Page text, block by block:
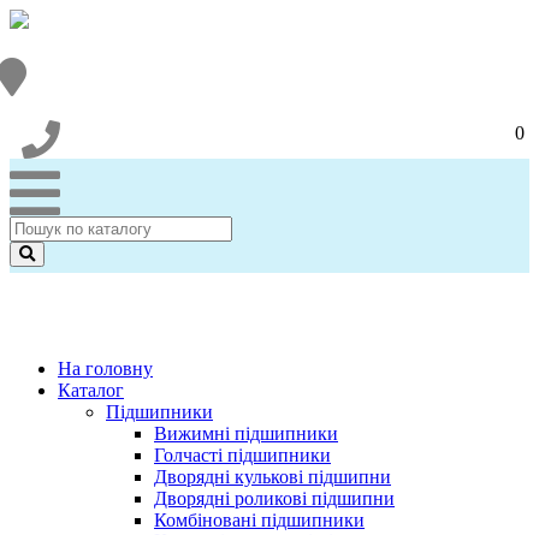
0
На головну
Каталог
Підшипники
Вижимні підшипники
Голчасті підшипники
Дворядні кулькові підшипни
Дворядні роликові підшипни
Комбіновані підшипники